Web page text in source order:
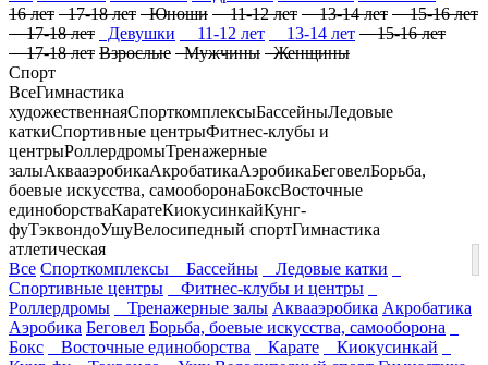
16 лет 17-18 лет Юноши 11-12 лет 13-14 лет 15-16 лет
17-18 лет
Девушки 11-12 лет 13-14 лет 15-16 лет
17-18 лет Взрослые Мужчины Женщины
Спорт
ВсеГимнастика
художественнаяСпорткомплексыБассейныЛедовые
каткиСпортивные центрыФитнес-клубы и
центрыРоллердромыТренажерные
залыАквааэробикаАкробатикаАэробикаБеговелБорьба,
боевые искусства, самооборонаБоксВосточные
единоборстваКаратеКиокусинкайКунг-
фуТэквондоУшуВелосипедный спортГимнастика
атлетическая
Все Спорткомплексы Бассейны
Ледовые катки
Спортивные центры
Фитнес-клубы и центры
Роллердромы
Тренажерные залы Аквааэробика Акробатика
Аэробика Беговел Борьба, боевые искусства, самооборона
Бокс
Восточные единоборства Карате
Киокусинкай